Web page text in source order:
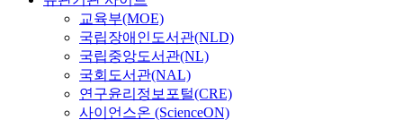
교육부(MOE)
국립장애인도서관(NLD)
국립중앙도서관(NL)
국회도서관(NAL)
연구윤리정보포털(CRE)
사이언스온 (ScienceON)